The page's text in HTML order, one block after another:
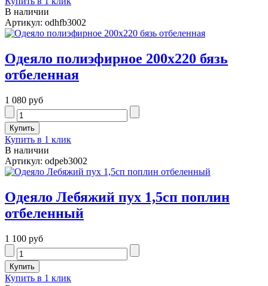
В наличии
Артикул: odhfb3002
Одеяло полиэфирное 200х220 бязь
отбеленная
1 080 руб
Купить в 1 клик
В наличии
Артикул: odpeb3002
Одеяло Лебяжий пух 1,5сп поплин
отбеленный
1 100 руб
Купить в 1 клик